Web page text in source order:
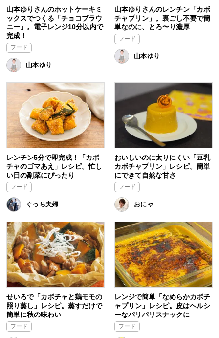
山本ゆりさんのホットケーキミ
ックスでつくる「チョコブラウ
ニー」。電子レンジ10分以内で
完成！
フード
山本ゆり
山本ゆりさんのレンチン「カボ
チャプリン」。裏ごし不要で簡
単なのに、とろ〜り濃厚
フード
山本ゆり
レンチン5分で即完成！「カボ
チャのゴマあえ」レシピ。忙し
い日の副菜にぴったり
フード
ぐっち夫婦
おいしいのに太りにくい「豆乳
カボチャプリン」レシピ。簡単
にできて自然な甘さ
フード
おにゃ
せいろで「カボチャと鶏モモの
照り蒸し」レシピ。蒸すだけで
簡単に秋の味わい
フード
レンジで簡単「なめらかカボチ
ャプリン」レシピ。皮はヘルシ
ーなパリパリスナックに
フード